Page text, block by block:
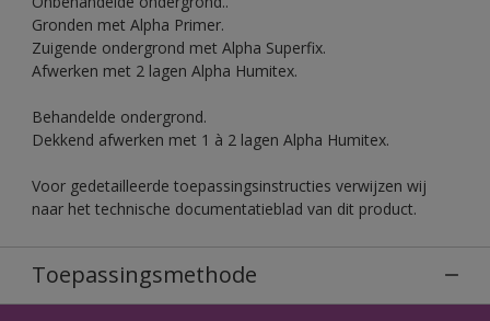
Gronden met Alpha Primer.
Zuigende ondergrond met Alpha Superfix.
Afwerken met 2 lagen Alpha Humitex.
Behandelde ondergrond.
Dekkend afwerken met 1 à 2 lagen Alpha Humitex.
Voor gedetailleerde toepassingsinstructies verwijzen wij
naar het technische documentatieblad van dit product.
Toepassingsmethode